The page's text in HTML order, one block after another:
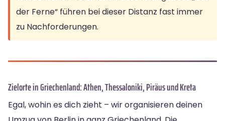
der Ferne“ führen bei dieser Distanz fast immer
zu Nachforderungen.
Zielorte in Griechenland: Athen, Thessaloniki, Piräus und Kreta
Egal, wohin es dich zieht – wir organisieren deinen